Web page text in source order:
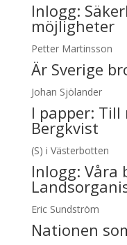
Inlogg:
möjligheter
Petter Martinsson
Är Sverige
Johan Sjölander
I papper: Till
Bergkvist
(S) i Västerbotten
Inlogg: Våra
Eric Sundström
Nationen